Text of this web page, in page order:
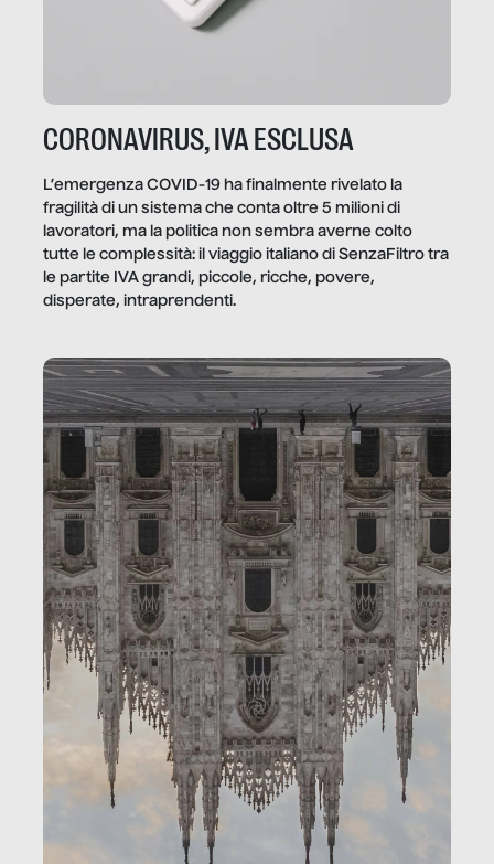
CORONAVIRUS, IVA ESCLUSA
L’emergenza COVID-19 ha finalmente rivelato la
fragilità di un sistema che conta oltre 5 milioni di
lavoratori, ma la politica non sembra averne colto
tutte le complessità: il viaggio italiano di SenzaFiltro tra
le partite IVA grandi, piccole, ricche, povere,
disperate, intraprendenti.